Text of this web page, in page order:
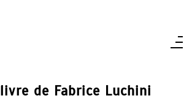
livre de Fabrice Luchini